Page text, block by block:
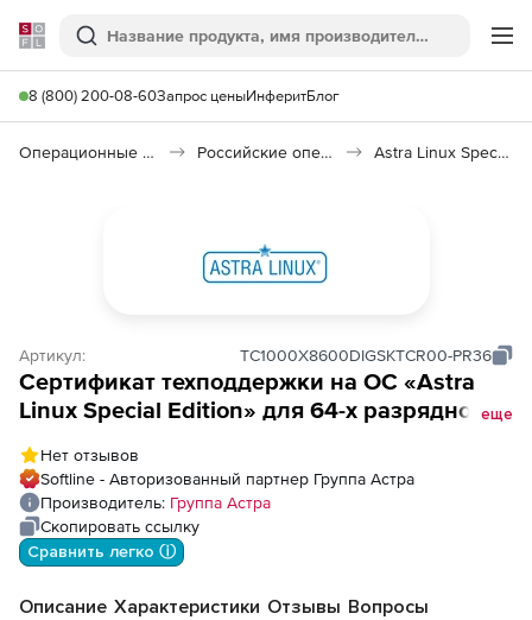
Softline
Поиск
8 (800) 200-08-60Запрос ценыИнферитБлог
Операционные системы Российские операционные системы (Импортозамещение) Astra Linux Special Edition
Артикул: TC1000X8600DIGSKTCR00-PR36
Сертификат техподдержки на ОС «Astra
Linux Special Edition» для 64-х разрядной
лицензирования «Орел», для сервера до 2
сокетов, тип Привилегированная, на 36
мес.
еще
Нет отзывов
Softline - Авторизованный партнер Группа Астра
Производитель: Группа Астра
Скопировать ссылку
Сравнить легко ⓘ
Описание Характеристики Отзывы Вопросы